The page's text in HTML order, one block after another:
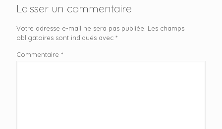
Laisser un commentaire
Votre adresse e-mail ne sera pas publiée. Les champs
obligatoires sont indiqués avec *
Commentaire *